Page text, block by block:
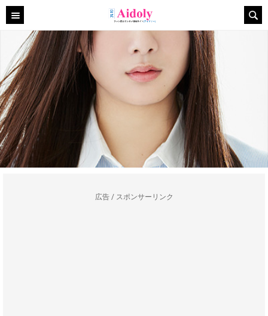
広告 / スポンサーリンク